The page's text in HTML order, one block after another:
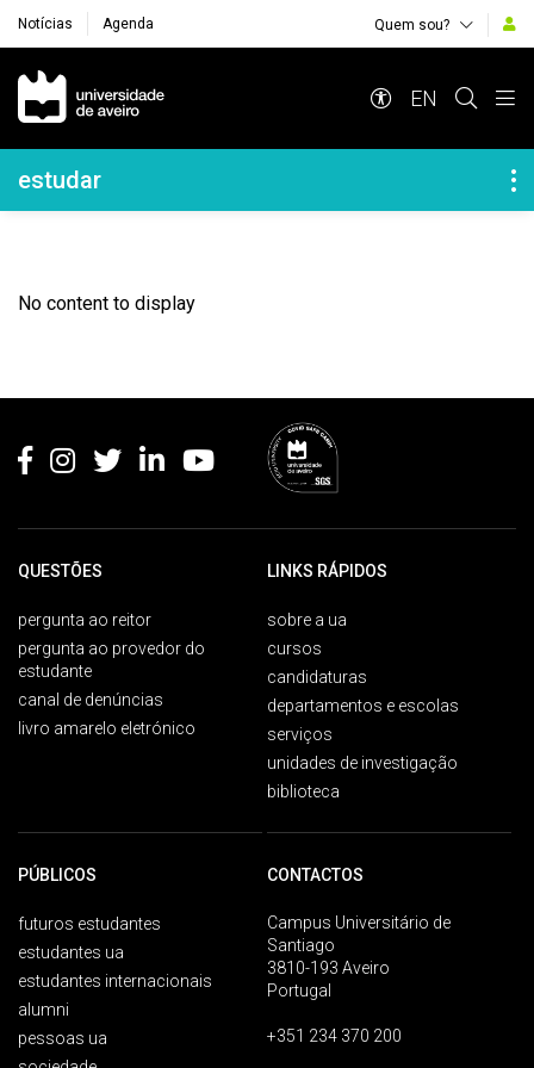
Notícias Agenda Quem sou?
Navegação Principal
EN
Navegação Lateral
estudar
No content to display
QUESTÕES
pergunta ao reitor
pergunta ao provedor do
estudante
canal de denúncias
livro amarelo eletrónico
LINKS RÁPIDOS
sobre a ua
cursos
candidaturas
departamentos e escolas
serviços
unidades de investigação
biblioteca
PÚBLICOS
futuros estudantes
estudantes ua
estudantes internacionais
alumni
pessoas ua
CONTACTOS
Campus Universitário de
Santiago
3810-193 Aveiro
Portugal
+351 234 370 200